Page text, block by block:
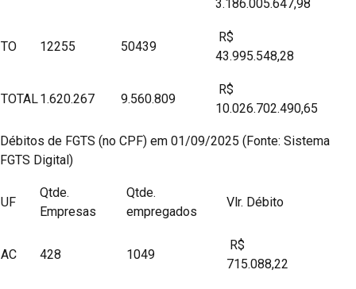
3.186.005.647,98
TO 12255 50439
R$
43.995.548,28
TOTAL1.620.267 9.560.809
R$
10.026.702.490,65
Débitos de FGTS (no CPF) em 01/09/2025 (Fonte: Sistema
FGTS Digital)
UF
Qtde.
Empresas
Qtde.
empregados
Vlr. Débito
AC 428 1049
R$
715.088,22